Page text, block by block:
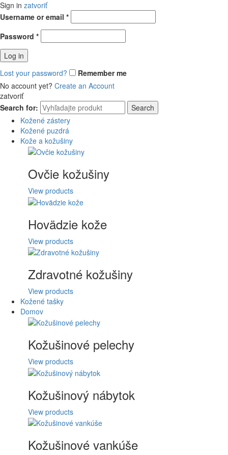
Sign in zatvoriť
Username or email *
Password *
Log in
Lost your password?
Remember me
No account yet? Create an Account
zatvoriť
Search for:
Search
Kožené zástery
Kožené puzdrá
Kože a kožušiny
Ovčie kožušiny
View products
Hovädzie kože
View products
Zdravotné kožušiny
View products
Kožené tašky
Domov
Kožušinové pelechy
View products
Kožušinový nábytok
View products
Kožušinové vankúše